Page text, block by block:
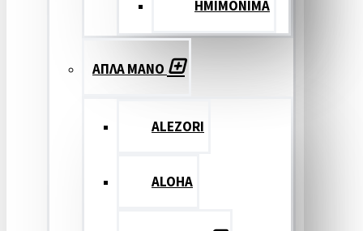
ΗΜΙΜΟΝΙΜΑ
ΑΠΛΑ ΜΑΝΟ
ALEZORI
ALOHA